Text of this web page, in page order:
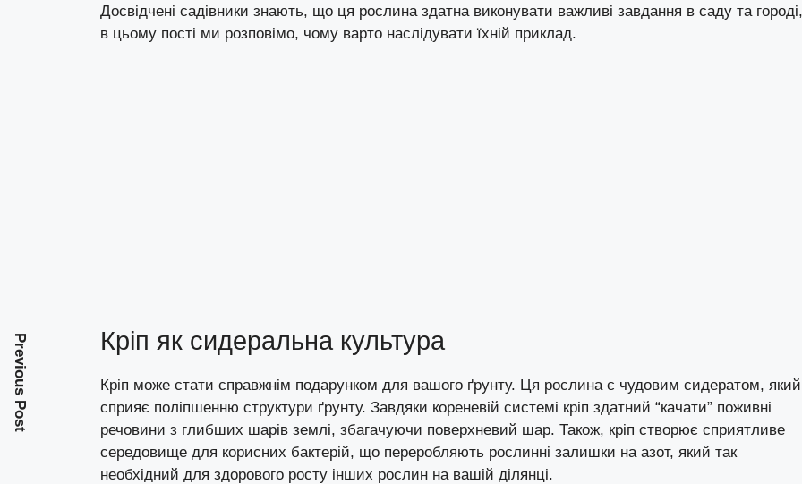
Досвідчені садівники знають, що ця рослина здатна виконувати важливі завдання в саду та городі,
в цьому пості ми розповімо, чому варто наслідувати їхній приклад.
Кріп як сидеральна культура
Кріп може стати справжнім подарунком для вашого ґрунту. Ця рослина є чудовим сидератом, який
сприяє поліпшенню структури ґрунту. Завдяки кореневій системі кріп здатний “качати” поживні
речовини з глибших шарів землі, збагачуючи поверхневий шар. Також, кріп створює сприятливе
середовище для корисних бактерій, що переробляють рослинні залишки на азот, який так
необхідний для здорового росту інших рослин на вашій ділянці.
Previous Post